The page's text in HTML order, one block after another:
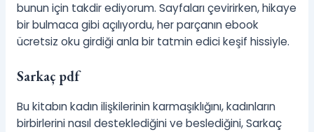
bunun için takdir ediyorum. Sayfaları çevirirken, hikaye
bir bulmaca gibi açılıyordu, her parçanın ebook
ücretsiz oku girdiği anla bir tatmin edici keşif hissiyle.
Sarkaç pdf
Bu kitabın kadın ilişkilerinin karmaşıklığını, kadınların
birbirlerini nasıl desteklediğini ve beslediğini, Sarkaç